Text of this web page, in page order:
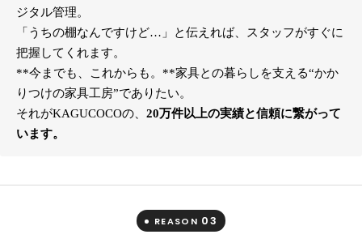
ジタル管理。
「うちの棚なんですけど…」と伝えれば、スタッフがすぐに
把握してくれます。
**今までも、これからも。**家具との暮らしを支える“かか
りつけの家具工房”でありたい。
それがKAGUCOCOの、 20万件以上の実績と信頼に繋がって
います。
REASON 03